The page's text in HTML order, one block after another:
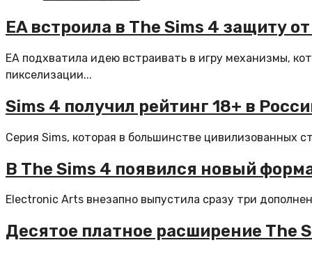
EA встроила в The Sims 4 защиту
ЕА подхватила идею встраивать в игру механизмы,
пикселизации...
Sims 4 получил рейтинг 18+ в
Серия Sims, которая в большинстве цивилизованных
В The Sims 4 появился новый
Еlectronic Arts внезапно выпустила сразу три
Десятое платное расширение The